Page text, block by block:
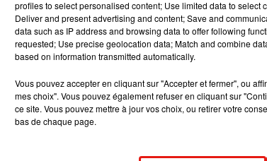
Catch these special guest appearances in the
HBO Max a également diffusé la bande-
en train de marcher."Celui où ils se retrouvent"
reprenant alors la formulation habituelle de tous les
profiles to select personalised content; Use limited data to select
Deliver and present advertising and content; Save and
data such as IP address and browsing data to offer following
requested; Use precise geolocation data; Match and combine
based on information transmitted automatically.
Vous pouvez accepter en cliquant sur "Accepter et fermer", ou
mes choix". Vous pouvez également refuser en cliquant sur
ce site. Vous pouvez mettre à jour vos choix, ou retirer votre
bas de chaque page.